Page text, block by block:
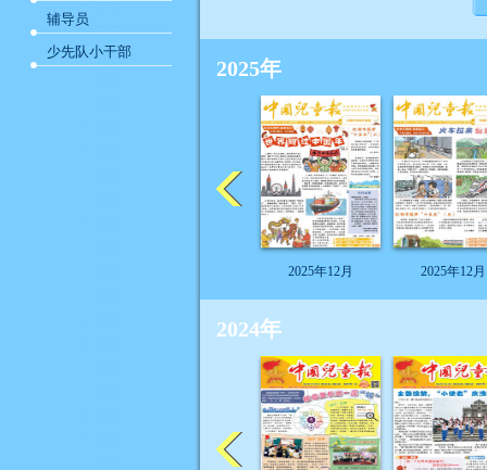
辅导员
少先队小干部
2025年
2025年12月 2025年12月
2024年